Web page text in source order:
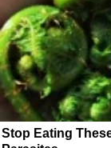
Stop Eating